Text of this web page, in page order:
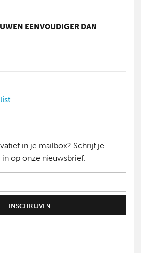
EENVOUDIGER DAN
in je mailbox? Schrijf je
in op onze nieuwsbrief.